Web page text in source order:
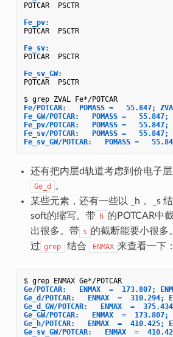
POTCAR  PSCTR
Fe_pv:
POTCAR  PSCTR
Fe_sv:
POTCAR  PSCTR
Fe_sv_GW:
POTCAR  PSCTR
$ grep ZVAL Fe*/POTCAR
Fe/POTCAR:   POMASS =   55.847;
Fe_GW/POTCAR:   POMASS =
Fe_pv/POTCAR:   POMASS =
Fe_sv/POTCAR:   POMASS =
Fe_sv_GW/POTCAR:   POMASS =
还有把内层d轨道考虑到价电子层
Ge_d
。
某些元素，还有一些以 _h， _s
soft的缩写。带 h 的POTCAR中
出很多。带 s 的截断能要小很多
过 grep 结合 ENMAX 来查看一下：
$ grep ENMAX Ge*/POTCAR
Ge/POTCAR:   ENMAX  =  173.807;
Ge_d/POTCAR:   ENMAX  =  310.294;
Ge_d_GW/POTCAR:   ENMAX  =
Ge_GW/POTCAR:   ENMAX  =
Ge_h/POTCAR:   ENMAX  =  410.425;
Ge_sv_GW/POTCAR:   ENMAX  =